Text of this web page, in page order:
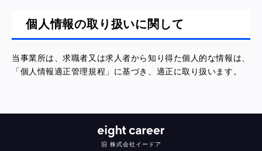
個人情報の取り扱いに関して
当事業所は、求職者又は求人者から知り得た個人的な情報は、
「個人情報適正管理規程」に基づき、適正に取り扱います。
旧 株式会社イードア